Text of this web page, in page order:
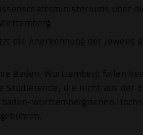
über
die Anerkennung der jeweils
Baden-Württemberg fallen
Studierende, die nicht aus der
württembergischen